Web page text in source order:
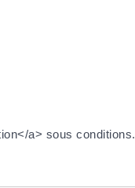
a> sous conditions.